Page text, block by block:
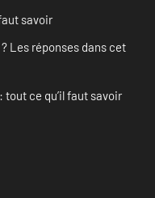
savoir
Les réponses dans cet
ce qu’il faut savoir